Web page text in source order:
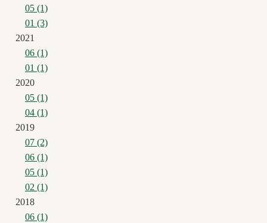
05 (1)
01 (3)
2021
06 (1)
01 (1)
2020
05 (1)
04 (1)
2019
07 (2)
06 (1)
05 (1)
02 (1)
2018
06 (1)